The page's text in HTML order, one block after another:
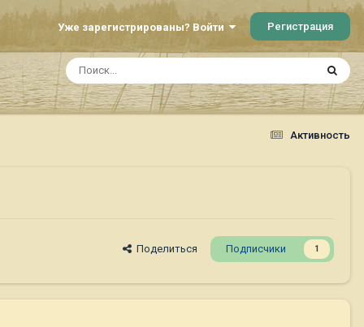
Уже зарегистрированы? Войти Регистрация
Активность
Поделиться Подписчики 1